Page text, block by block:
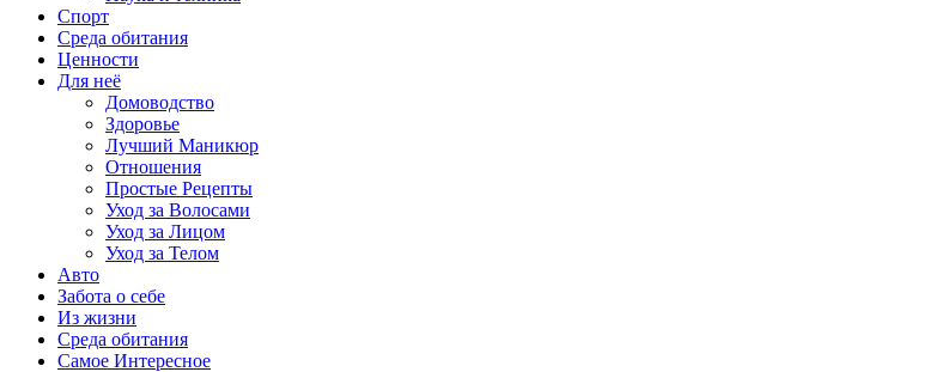
Спорт
Среда обитания
Ценности
Для неё
Домоводство
Здоровье
Лучший Маникюр
Отношения
Простые Рецепты
Уход за Волосами
Уход за Лицом
Уход за Телом
Авто
Забота о себе
Из жизни
Среда обитания
Самое Интересное